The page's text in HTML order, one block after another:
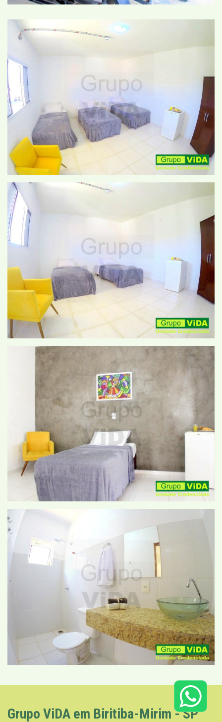
Grupo ViDA em Biritiba-Mirim - SP